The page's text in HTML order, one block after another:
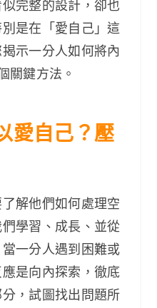
完整的設計，卻也
是在「愛自己」這
示一分人如何將內
關鍵方法。
愛自己？壓
解他們如何處理空
學習、成長、並從
一分人遇到困難或
是向內探索，徹底
，試圖找出問題所